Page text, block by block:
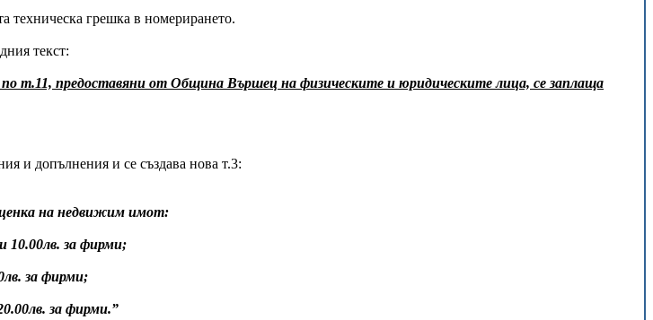
техническа грешка в номерирането.
текст:
по т.11, предоставяни от Община Вършец на физическите и юридическите лица, се заплаща
и допълнения и се създава нова т.3:
на недвижим имот:
10.00лв. за фирми;
за фирми;
за фирми.”